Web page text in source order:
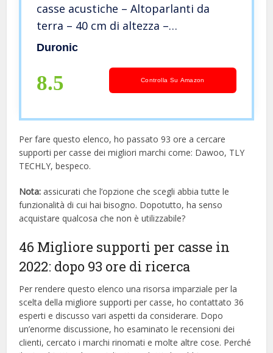
casse acustiche – Altoparlanti da
terra – 40 cm di altezza –
Riempimento con sabbia – Supporto
Hi-Fi/Stereo/Home Cinema 5.1
Duronic
8.5 Controlla Su Amazon
Per fare questo elenco, ho passato 93 ore a cercare
supporti per casse dei migliori marchi come: Dawoo, TLY
TECHLY, bespeco.
Nota: assicurati che l’opzione che scegli abbia tutte le
funzionalità di cui hai bisogno. Dopotutto, ha senso
acquistare qualcosa che non è utilizzabile?
46 Migliore supporti per casse in
2022: dopo 93 ore di ricerca
Per rendere questo elenco una risorsa imparziale per la
scelta della migliore supporti per casse, ​​ho contattato 36
esperti e discusso vari aspetti da considerare. Dopo
un’enorme discussione, ho esaminato le recensioni dei
clienti, cercato i marchi rinomati e molte altre cose. Perché